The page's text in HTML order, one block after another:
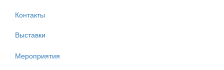
Контакты
Выставки
Мероприятия